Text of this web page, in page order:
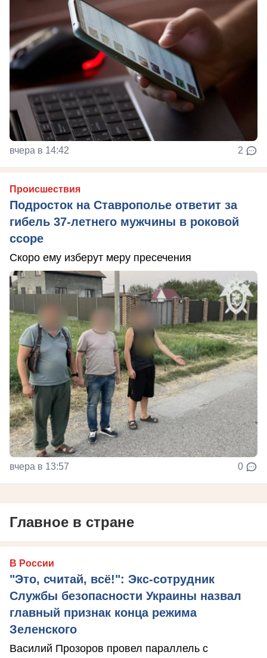
вчера в 14:42 2
Происшествия
Подросток на Ставрополье ответит за
гибель 37-летнего мужчины в роковой
ссоре
Скоро ему изберут меру пресечения
вчера в 13:57 0
Главное в стране
В России
"Это, считай, всё!": Экс-сотрудник
Службы безопасности Украины назвал
главный признак конца режима
Зеленского
Василий Прозоров провел параллель с